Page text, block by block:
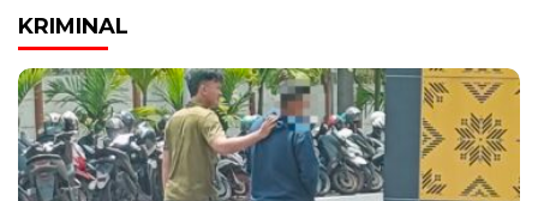
KRIMINAL